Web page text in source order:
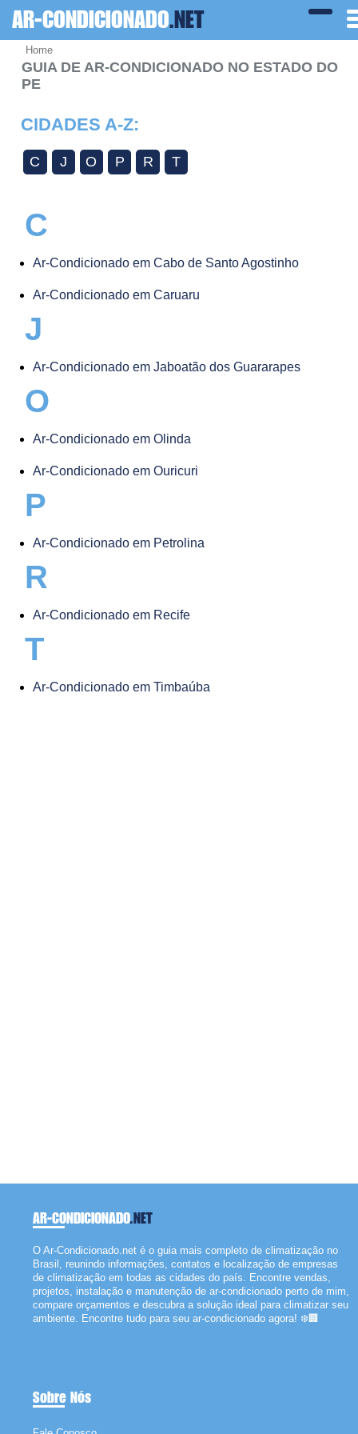
AR-CONDICIONADO.NET
Home
GUIA DE AR-CONDICIONADO NO ESTADO DO
PE
CIDADES A-Z:
C J O P R T
C
Ar-Condicionado em Cabo de Santo Agostinho
Ar-Condicionado em Caruaru
J
Ar-Condicionado em Jaboatão dos Guararapes
O
Ar-Condicionado em Olinda
Ar-Condicionado em Ouricuri
P
Ar-Condicionado em Petrolina
R
Ar-Condicionado em Recife
T
Ar-Condicionado em Timbaúba
AR-CONDICIONADO.NET
O Ar-Condicionado.net é o guia mais completo de climatização no
Brasil, reunindo informações, contatos e localização de empresas
de climatização em todas as cidades do país. Encontre vendas,
projetos, instalação e manutenção de ar-condicionado perto de mim,
compare orçamentos e descubra a solução ideal para climatizar seu
ambiente. Encontre tudo para seu ar-condicionado agora! ❄️🏢
Sobre Nós